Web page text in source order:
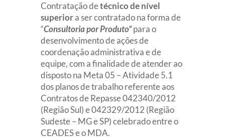
Contratação detécnico de nível
superiora ser contratado na forma de
“Consultoria por Produto”para o
desenvolvimento de ações de
coordenação administrativa e de
equipe, com a finalidade de atender ao
disposto na Meta 05 – Atividade 5.1
dos planos de trabalho referente aos
Contratos de Repasse 042340/2012
(Região Sul) e 042329/2012 (Região
Sudeste – MG e SP) celebrado entre o
CEADES e o MDA.